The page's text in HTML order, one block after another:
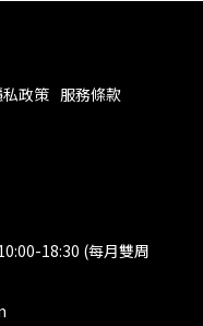
私政策 服務條款
18:30 (每月雙周